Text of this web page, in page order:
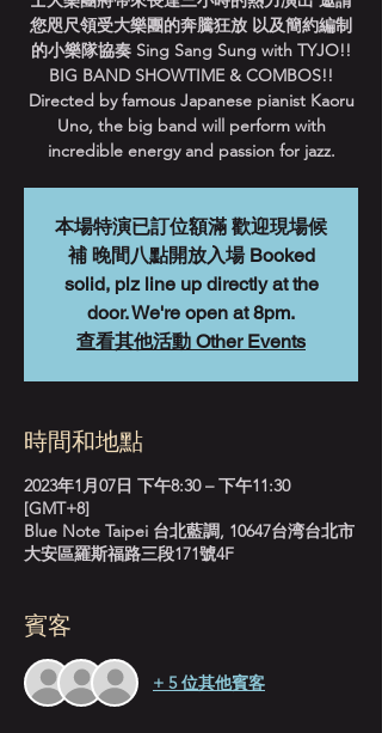
您咫尺領受大樂團的奔騰狂放 以及簡約編制
的小樂隊協奏 Sing Sang Sung with TYJO!!
BIG BAND SHOWTIME & COMBOS!!
Directed by famous Japanese pianist Kaoru
Uno, the big band will perform with
incredible energy and passion for jazz.
本場特演已訂位額滿 歡迎現場候
補 晚間八點開放入場 Booked
solid, plz line up directly at the
door. We're open at 8pm.
查看其他活動 Other Events
時間和地點
2023年1月07日 下午8:30 – 下午11:30
[GMT+8]
Blue Note Taipei 台北藍調, 10647台湾台北市
大安區羅斯福路三段171號4F
賓客
+ 5 位其他賓客